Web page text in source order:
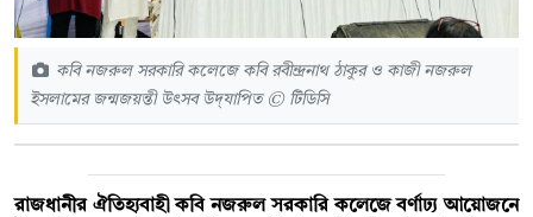
কবি নজরুল সরকারি কলেজে কবি রবীন্দ্রনাথ ঠাকুর ও কাজী নজরুল
ইসলামের জন্মজয়ন্তী উৎসব উদ্‌যাপিত © টিডিসি
রাজধানীর ঐতিহ্যবাহী কবি নজরুল সরকারি কলেজে বর্ণাঢ্য আয়োজনে